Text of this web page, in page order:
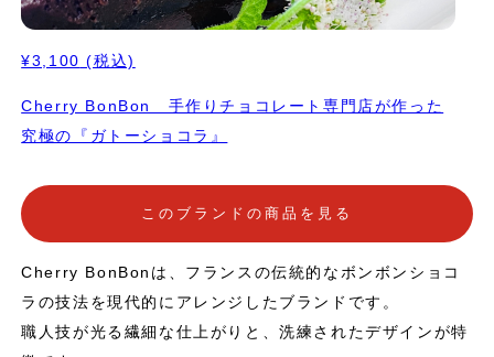
¥3,100 (税込)
Cherry BonBon 手作りチョコレート専門店が作った
究極の『ガトーショコラ』
このブランドの商品を見る
Cherry BonBonは、フランスの伝統的なボンボンショコ
ラの技法を現代的にアレンジしたブランドです。
職人技が光る繊細な仕上がりと、洗練されたデザインが特